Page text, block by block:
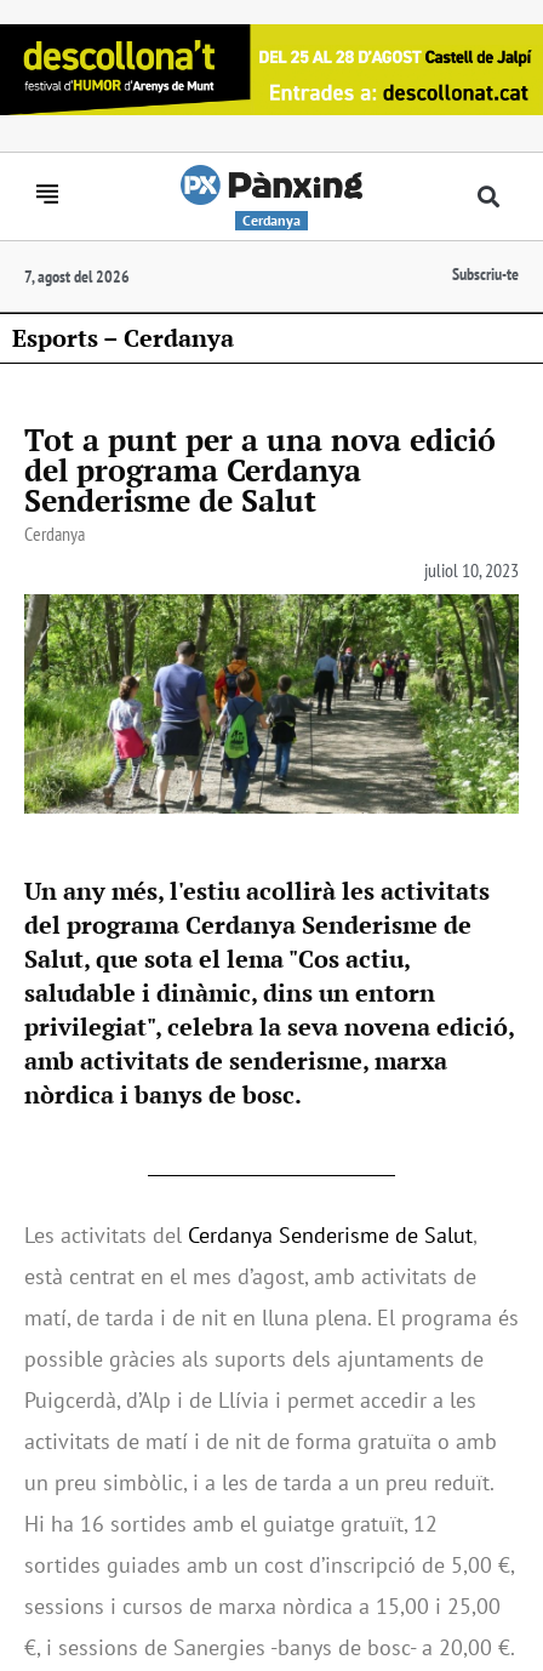
Cerdanya
7, agost del 2026 Subscriu-te
Esports – Cerdanya
Tot a punt per a una nova edició
del programa Cerdanya
Senderisme de Salut
Cerdanya
juliol 10, 2023
Un any més, l'estiu acollirà les activitats
del programa Cerdanya Senderisme de
Salut, que sota el lema "Cos actiu,
saludable i dinàmic, dins un entorn
privilegiat", celebra la seva novena edició,
amb activitats de senderisme, marxa
nòrdica i banys de bosc.
Les activitats del Cerdanya Senderisme de Salut,
està centrat en el mes d’agost, amb activitats de
matí, de tarda i de nit en lluna plena. El programa és
possible gràcies als suports dels ajuntaments de
Puigcerdà, d’Alp i de Llívia i permet accedir a les
activitats de matí i de nit de forma gratuïta o amb
un preu simbòlic, i a les de tarda a un preu reduït.
Hi ha 16 sortides amb el guiatge gratuït, 12
sortides guiades amb un cost d’inscripció de 5,00 €,
sessions i cursos de marxa nòrdica a 15,00 i 25,00
€, i sessions de Sanergies -banys de bosc- a 20,00 €.